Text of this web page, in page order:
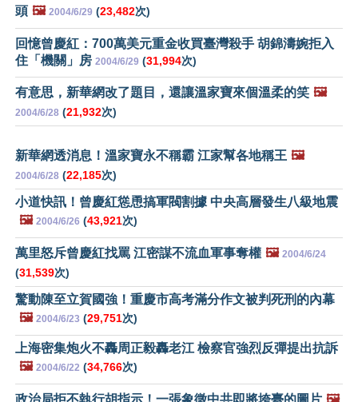
頭 🖼️ 2004/6/29 (23,482次)
回憶曾慶紅：700萬美元重金收買臺灣殺手 胡錦濤婉拒入
住「機關」房 2004/6/29 (31,994次)
有意思，新華網改了題目，還讓溫家寶來個溫柔的笑 🖼️
2004/6/28 (21,932次)
新華網透消息！溫家寶永不稱霸 江家幫各地稱王 🖼️
2004/6/28 (22,185次)
小道快訊！曾慶紅慫恿搞軍閥割據 中央高層發生八級地震
🖼️ 2004/6/26 (43,921次)
萬里怒斥曾慶紅找罵 江密謀不流血軍事奪權 🖼️ 2004/6/24
(31,539次)
驚動陳至立賀國強！重慶市高考滿分作文被判死刑的內幕
🖼️ 2004/6/23 (29,751次)
上海密集炮火不轟周正毅轟老江 檢察官強烈反彈提出抗訴
🖼️ 2004/6/22 (34,766次)
政治局拒不執行胡指示！一張象徵中共即將垮臺的圖片 🖼️